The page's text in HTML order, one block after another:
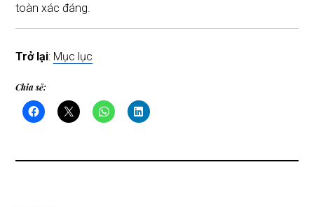
toàn xác đáng.
Trở lại: Mục lục
Chia sẻ: